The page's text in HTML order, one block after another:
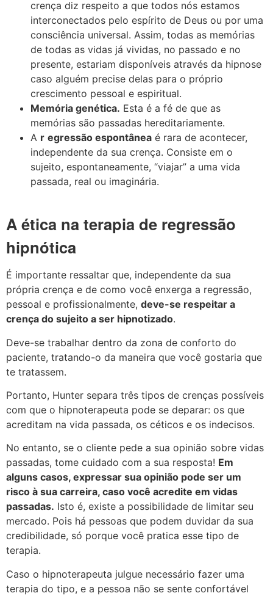
crença diz respeito a que todos nós estamos
interconectados pelo espírito de Deus ou por uma
consciência universal. Assim, todas as memórias
de todas as vidas já vividas, no passado e no
presente, estariam disponíveis através da hipnose
caso alguém precise delas para o próprio
crescimento pessoal e espiritual.
Memória genética. Esta é a fé de que as
memórias são passadas hereditariamente.
A r egressão espontânea é rara de acontecer,
independente da sua crença. Consiste em o
sujeito, espontaneamente, “viajar” a uma vida
passada, real ou imaginária.
A ética na terapia de regressão
hipnótica
É importante ressaltar que, independente da sua
própria crença e de como você enxerga a regressão,
pessoal e profissionalmente, deve-se respeitar a
crença do sujeito a ser hipnotizado.
Deve-se trabalhar dentro da zona de conforto do
paciente, tratando-o da maneira que você gostaria que
te tratassem.
Portanto, Hunter separa três tipos de crenças possíveis
com que o hipnoterapeuta pode se deparar: os que
acreditam na vida passada, os céticos e os indecisos.
No entanto, se o cliente pede a sua opinião sobre vidas
passadas, tome cuidado com a sua resposta! Em
alguns casos, expressar sua opinião pode ser um
risco à sua carreira, caso você acredite em vidas
passadas. Isto é, existe a possibilidade de limitar seu
mercado. Pois há pessoas que podem duvidar da sua
credibilidade, só porque você pratica esse tipo de
terapia.
Caso o hipnoterapeuta julgue necessário fazer uma
terapia do tipo, e a pessoa não se sente confortável